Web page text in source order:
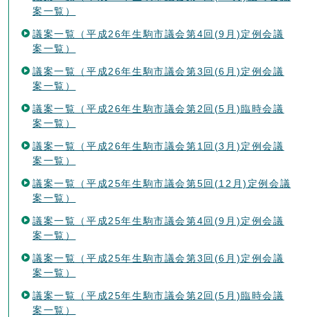
案一覧）
議案一覧（平成26年生駒市議会第4回(9月)定例会議
案一覧）
議案一覧（平成26年生駒市議会第3回(6月)定例会議
案一覧）
議案一覧（平成26年生駒市議会第2回(5月)臨時会議
案一覧）
議案一覧（平成26年生駒市議会第1回(3月)定例会議
案一覧）
議案一覧（平成25年生駒市議会第5回(12月)定例会議
案一覧）
議案一覧（平成25年生駒市議会第4回(9月)定例会議
案一覧）
議案一覧（平成25年生駒市議会第3回(6月)定例会議
案一覧）
議案一覧（平成25年生駒市議会第2回(5月)臨時会議
案一覧）